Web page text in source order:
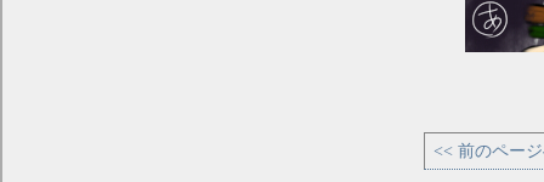
<< 前のペー